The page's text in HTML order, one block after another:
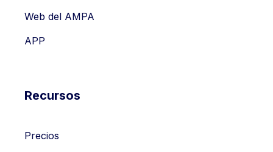
Web del AMPA
APP
Recursos
Precios